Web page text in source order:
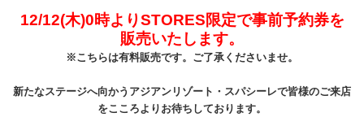
12/12(木)0時よりSTORES限定で事前予約券を
販売いたします。
※こちらは有料販売です。ご了承くださいませ。
新たなステージへ向かうアジアンリゾート・スパシーレで皆様のご来店
をこころよりお待ちしております。